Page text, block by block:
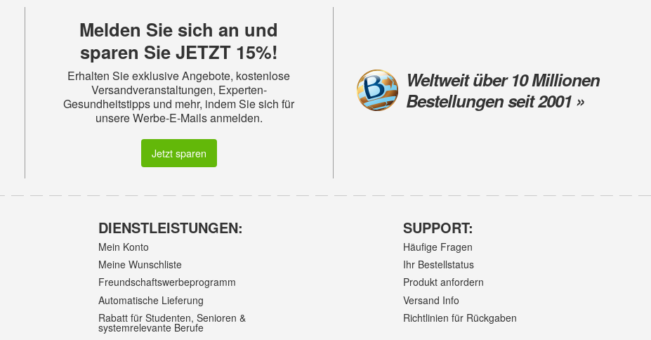
Melden Sie sich an und
sparen Sie JETZT 15%!
Erhalten Sie exklusive Angebote, kostenlose
Versandveranstaltungen, Experten-
Gesundheitstipps und mehr, indem Sie sich für
unsere Werbe-E-Mails anmelden.
Jetzt sparen
Weltweit über 10 Millionen
Bestellungen seit 2001 »
DIENSTLEISTUNGEN:
Mein Konto
Meine Wunschliste
Freundschaftswerbeprogramm
Automatische Lieferung
Rabatt für Studenten, Senioren &
systemrelevante Berufe
SUPPORT:
Häufige Fragen
Ihr Bestellstatus
Produkt anfordern
Versand Info
Richtlinien für Rückgaben